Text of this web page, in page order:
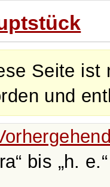
Seite ist
und
bis h. e.